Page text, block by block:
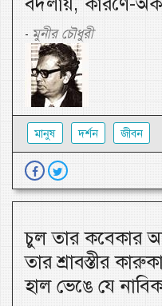
- মুনীর চৌধুরী
মানুষ দর্শন জীবন
চুল তার কবেকার
তার শ্রাবস্তীর
হাল ভেঙে যে